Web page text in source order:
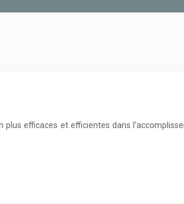
efficaces et efficientes dans